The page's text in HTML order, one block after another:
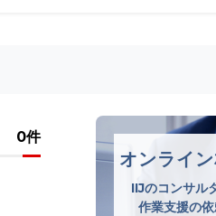
0件
オンライ
IIJのコンサル
作業支援の